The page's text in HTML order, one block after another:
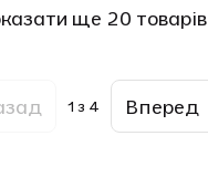
ще 20 товарів
1 з 4 Вперед